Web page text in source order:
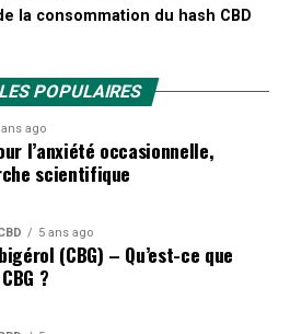
gommes au
être : « Quels sont les
CBD et des suppléments de
? ».
intègrent le CBD dans leur
leur bien-être.* Le CBD
cannabinoïdes qui peuvent
la consommation du hash CBD
POPULAIRES
ans ago
l’anxiété occasionnelle,
scientifique
5 ans ago
(CBG) – Qu’est-ce que
?